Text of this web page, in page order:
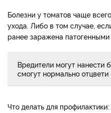
Болезни у томатов чаще
ухода. Либо в том случае,
ранее заражена
Вредители могут нанести
смогут нормально отцвети
Что делать для профилактики: